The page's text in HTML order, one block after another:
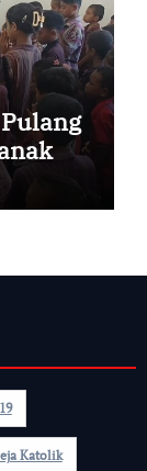
Katolik